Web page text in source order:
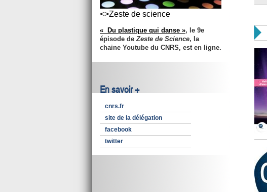
<>Zeste de science
« Du plastique qui danse », le 9e
épisode de Zeste de Science, la
chaine Youtube du CNRS, est en ligne.
En savoir +
cnrs.fr
site de la délégation
facebook
twitter
